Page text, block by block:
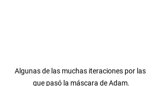
Algunas de las muchas iteraciones por las
que pasó la máscara de Adam.